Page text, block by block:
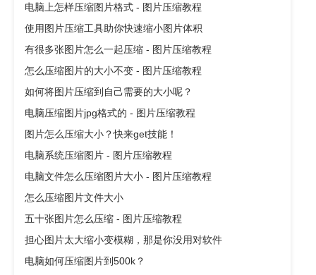
电脑上怎样压缩图片格式 - 图片压缩教程
使用图片压缩工具助你快速缩小图片体积
有很多张图片怎么一起压缩 - 图片压缩教程
怎么压缩图片的大小不变 - 图片压缩教程
如何将图片压缩到自己需要的大小呢？
电脑压缩图片jpg格式的 - 图片压缩教程
图片怎么压缩大小？快来get技能！
电脑系统压缩图片 - 图片压缩教程
电脑文件怎么压缩图片大小 - 图片压缩教程
怎么压缩图片文件大小
五十张图片怎么压缩 - 图片压缩教程
担心图片太大缩小变模糊，那是你没用对软件
电脑如何压缩图片到500k？